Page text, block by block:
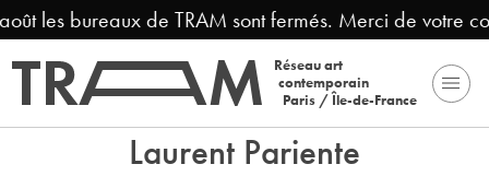
les bureaux de TRAM sont fermés. Merci de votre
Réseau art
contemporain
Paris / Île-de-France
Laurent Pariente